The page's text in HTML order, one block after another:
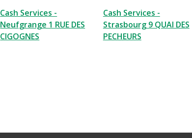
Cash Services -
Neufgrange 1 RUE DES
CIGOGNES
Cash Services -
Strasbourg 9 QUAI DES
PECHEURS